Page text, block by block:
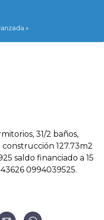
31/2 baños,
127.73m2
saldo financiado a 15
0994039525.